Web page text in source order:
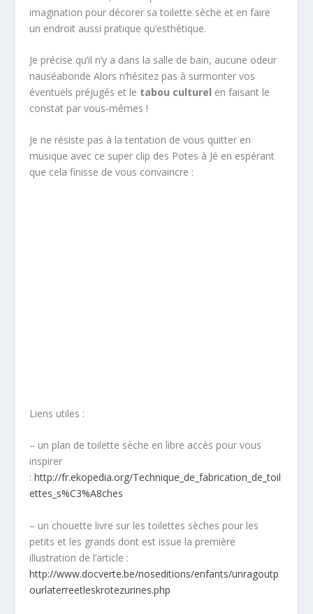
imagination pour décorer sa toilette sèche et en faire
un endroit aussi pratique qu’esthétique.
Je précise qu’il n’y a dans la salle de bain, aucune odeur
nauséabonde Alors n’hésitez pas à surmonter vos
éventuels préjugés et le tabou culturel en faisant le
constat par vous-mêmes !
Je ne résiste pas à la tentation de vous quitter en
musique avec ce super clip des Potes à Jé en espérant
que cela finisse de vous convaincre :
Liens utiles :
– un plan de toilette sèche en libre accès pour vous
inspirer
:http://fr.ekopedia.org/Technique_de_fabrication_de_toil
ettes_s%C3%A8ches
– un chouette livre sur les toilettes sèches pour les
petits et les grands dont est issue la première
illustration de l’article :
http://www.docverte.be/noseditions/enfants/unragoutp
ourlaterreetleskrotezurines.php